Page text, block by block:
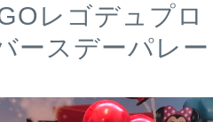
レゴデュプ
ースデーパレ